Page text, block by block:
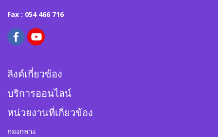
Fax : 054 466 716
ลิงค์เกี่ยวข้อง
บริการออนไลน์
หน่วยงานที่เกี่ยวข้อง
กองกลาง